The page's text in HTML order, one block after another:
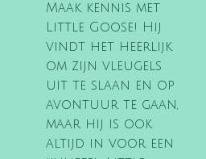
Maak kennis met
Little Goose! Hij
vindt het heerlijk
om zijn vleugels
uit te slaan en op
avontuur te gaan,
maar hij is ook
altijd in voor een